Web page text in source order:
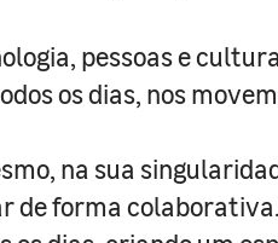
pessoas e
os dias, nos
na sua
de forma